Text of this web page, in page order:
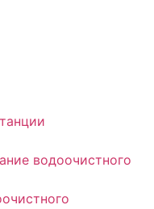
водоочистного